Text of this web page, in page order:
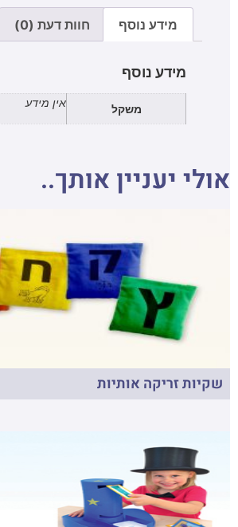
מידע נוסף חוות דעת (0)
מידע נוסף
משקל אין מידע
אולי יעניין אותך..
שקיות זריקה אותיות